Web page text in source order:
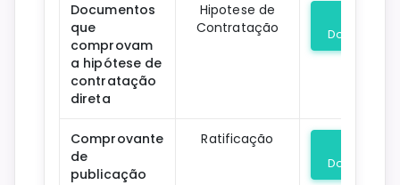
Documentos
que
comprovam
a hipótese de
contratação
direta
Hipotese de
Contratação
Download
Comprovante
de
publicação
Ratificação
Download